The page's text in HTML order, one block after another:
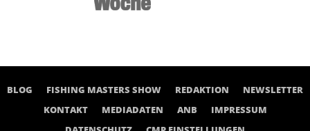
BLOG FISHING MASTERS SHOW REDAKTION
NEWSLETTER
KONTAKT
MEDIADATEN ANB
IMPRESSUM